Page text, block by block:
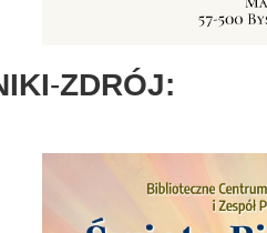
-ZDRÓJ: